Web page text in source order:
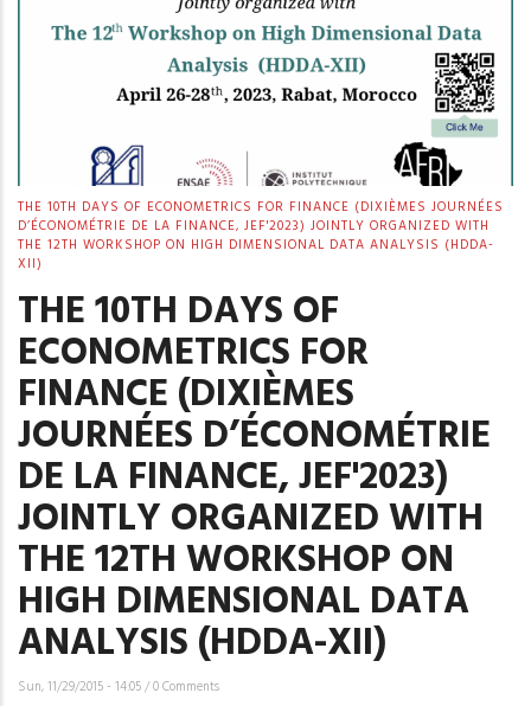
THE 10TH DAYS OF ECONOMETRICS FOR FINANCE (DIXIÈMES JOURNÉES
D’ÉCONOMÉTRIE DE LA FINANCE, JEF'2023) JOINTLY ORGANIZED WITH
THE 12TH WORKSHOP ON HIGH DIMENSIONAL DATA ANALYSIS (HDDA-
XII)
THE 10TH DAYS OF
ECONOMETRICS FOR
FINANCE (DIXIÈMES
JOURNÉES D’ÉCONOMÉTRIE
DE LA FINANCE, JEF'2023)
JOINTLY ORGANIZED WITH
THE 12TH WORKSHOP ON
HIGH DIMENSIONAL DATA
ANALYSIS (HDDA-XII)
Sun, 11/29/2015 - 14:05/0 Comments